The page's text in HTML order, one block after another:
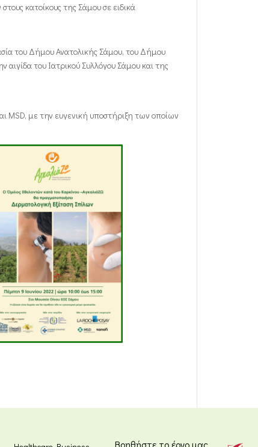
κατοίκους της Σάμου σε ειδικά
του Δήμου Ανατολικής Σάμου, του Δήμου
του Ιατρικού Συλλόγου Σάμου και της
MSD, με την ευγενική υποστήριξη των οποίων
Βοηθήστε το έργο μας